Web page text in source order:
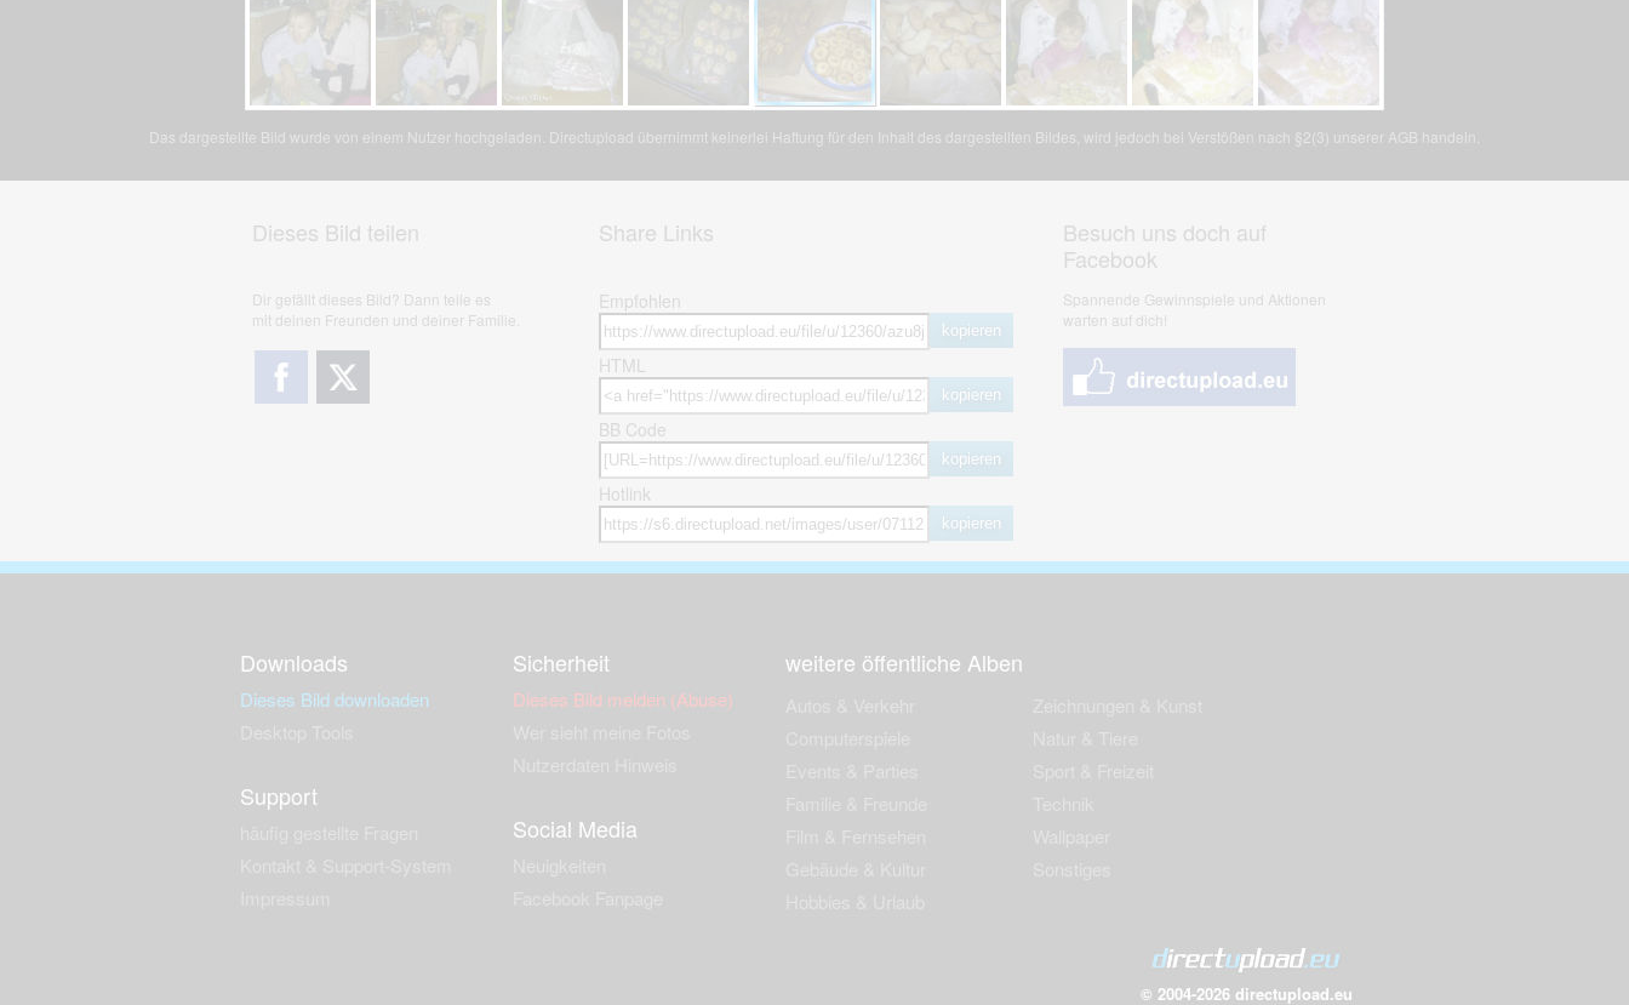
Das dargestellte Bild wurde von einem Nutzer hochgeladen. Directupload übernimmt keinerlei Haftung für den Inhalt des dargestellten Bildes, wird jedoch bei Verstößen nach §2(3) unserer AGB handeln.
Dieses Bild teilen
Dir gefällt dieses Bild? Dann teile es
mit deinen Freunden und deiner Familie.
Share Links
Empfohlen
kopieren
HTML
kopieren
BB Code
kopieren
Hotlink
kopieren
Besuch uns doch auf
Facebook
Spannende Gewinnspiele und Aktionen
warten auf dich!
Downloads
Dieses Bild downloaden
Support
Sicherheit
Dieses Bild melden (Abuse)
Social Media
weitere öffentliche Alben
© 2004-2026 directupload.eu